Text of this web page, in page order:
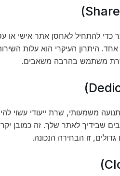
כדי להתחיל לאחסן אתר אישי או
היתרון העיקרי הוא עלות
משתמש בהרבה משאבים.
משמעותי, שרת ייעודי עשוי
לאתר שלך. זה כמובן
זו הבחירה הנכונה.